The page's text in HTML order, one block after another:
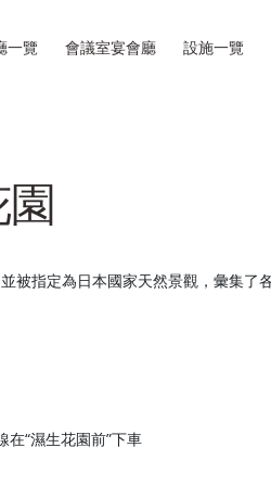
一覽 會議室宴會廳 設施一覽
被指定為日本國家天然景觀，彙集了
“濕生花園前”下車